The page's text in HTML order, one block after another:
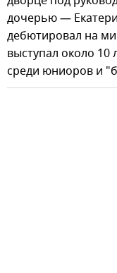
дочерью —
дебютировал на
выступал около
среди юниоров и